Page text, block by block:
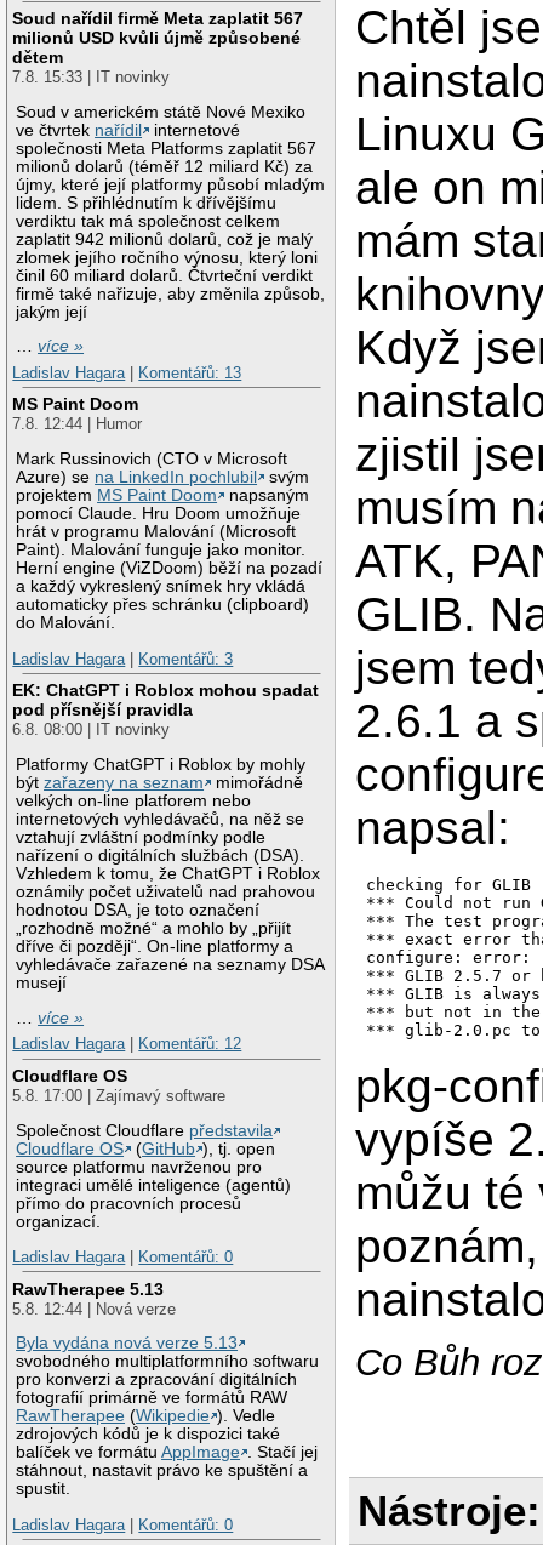
Soud nařídil firmě Meta zaplatit 567
milionů USD kvůli újmě způsobené
dětem
7.8. 15:33 | IT novinky
Soud v americkém státě Nové Mexiko
ve čtvrtek nařídil
internetové
společnosti Meta Platforms zaplatit 567
milionů dolarů (téměř 12 miliard Kč) za
újmy, které její platformy působí mladým
lidem. S přihlédnutím k dřívějšímu
verdiktu tak má společnost celkem
zaplatit 942 milionů dolarů, což je malý
zlomek jejího ročního výnosu, který loni
činil 60 miliard dolarů. Čtvrteční verdikt
firmě také nařizuje, aby změnila způsob,
jakým její
…více »
Ladislav Hagara
Komentářů: 13
MS Paint Doom
7.8. 12:44 | Humor
Mark Russinovich (CTO v Microsoft
Azure) se na LinkedIn pochlubil
svým
projektem MS Paint Doom
napsaným
pomocí Claude. Hru Doom umožňuje
hrát v programu Malování (Microsoft
Paint). Malování funguje jako monitor.
Herní engine (ViZDoom) běží na pozadí
a každý vykreslený snímek hry vkládá
automaticky přes schránku (clipboard)
do Malování.
Ladislav Hagara
Komentářů: 3
EK: ChatGPT i Roblox mohou spadat
pod přísnější pravidla
6.8. 08:00 | IT novinky
Platformy ChatGPT i Roblox by mohly
býtzařazeny na seznam
mimořádně
velkých on-line platforem nebo
internetových vyhledávačů, na něž se
vztahují zvláštní podmínky podle
nařízení o digitálních službách (DSA).
Vzhledem k tomu, že ChatGPT i Roblox
oznámily počet uživatelů nad prahovou
hodnotou DSA, je toto označení
„rozhodně možné“ a mohlo by „přijít
dříve či později“. On-line platformy a
vyhledávače zařazené na seznamy DSA
musejí
…více »
Ladislav Hagara| Komentářů: 12
Cloudflare OS
5.8. 17:00 | Zajímavý software
Společnost Cloudflare představila
Cloudflare OS
(GitHub ), tj. open
source platformu navrženou pro
integraci umělé inteligence (agentů)
přímo do pracovních procesů
organizací.
Ladislav Hagara| Komentářů: 0
RawTherapee 5.13
5.8. 12:44 | Nová verze
Byla vydána nová verze 5.13
svobodného multiplatformního softwaru
pro konverzi a zpracování digitálních
fotografií primárně ve formátů RAW
RawTherapee (Wikipedie ). Vedle
zdrojových kódů je k dispozici také
balíček ve formátuAppImage . Stačí jej
stáhnout, nastavit právo ke spuštění a
spustit.
Ladislav Hagara| Komentářů: 0
Chtěl
Linuxu
ale on
mám
Když
zjistil
musím
ATK,
GLIB.
jsem
2.6.1 a
napsal:
checking for
*** Could not run
*** The test
*** exact error
configure: error:
*** GLIB 2.5.7
*** GLIB is
*** but not in the
*** glib-2.0.pc to
pkg-
vypíše
můžu té
Co Bůh
Nástroje: